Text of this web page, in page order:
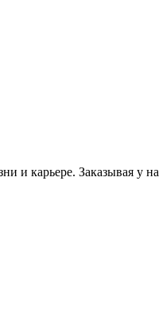
и карьере. Заказывая у